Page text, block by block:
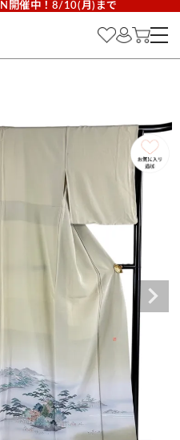
開催中！8/10(月)まで